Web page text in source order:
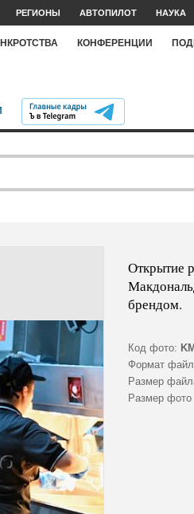
РЕГИОНЫ АВТОПИЛОТ НАУКА
КОНФЕРЕНЦИИ
Открытие
брендом.
Код фото:
Формат
Размер
Размер фото